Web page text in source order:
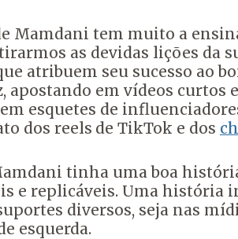
Mamdani tem muito a
as devidas lições da
atribuem seu sucesso ao
apostando em vídeos curtos
esquetes de
dos reels de TikTok e dos
tinha uma boa
e replicáveis. Uma história
diversos, seja nas
esquerda.